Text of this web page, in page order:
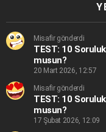
Misafir gönderdi
TEST: 10
musun?
20 Mart 2026, 12:57
Misafir gönderdi
TEST: 10
musun?
17 Şubat 2026, 12:09